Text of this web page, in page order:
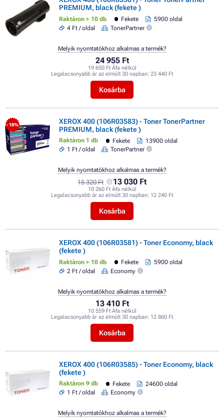
PREMIUM, black (fekete )
Raktáron > 10 db Fekete
5900 oldal
4 Ft / oldal
TonerPartner
24 955 Ft
19 650 Ft Áfa nélkül
Legalacsonyabb ár az elmúlt 30 napban: 23 440 Ft
Kosárba
Melyik nyomtatókhoz alkalmas a termék?
- 15%
XEROX 400 (106R03583) - Toner TonerPartner
PREMIUM, black (fekete )
Raktáron 1 db Fekete
13900 oldal
1 Ft / oldal
TonerPartner
15 320 Ft 13 030 Ft
10 260 Ft Áfa nélkül
Legalacsonyabb ár az elmúlt 30 napban: 12 240 Ft
Kosárba
Melyik nyomtatókhoz alkalmas a termék?
XEROX 400 (106R03581) - Toner Economy, black
(fekete )
Raktáron > 10 db Fekete
5900 oldal
2 Ft / oldal
Economy
13 410 Ft
10 559 Ft Áfa nélkül
Legalacsonyabb ár az elmúlt 30 napban: 12 860 Ft
Kosárba
Melyik nyomtatókhoz alkalmas a termék?
XEROX 400 (106R03585) - Toner Economy, black
(fekete )
Raktáron 9 db Fekete
24600 oldal
1 Ft / oldal
Economy
Melyik nyomtatókhoz alkalmas a termék?